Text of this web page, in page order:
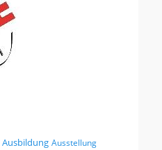
Ausbildung Ausstellung